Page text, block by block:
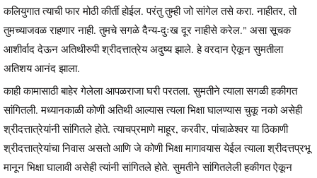
कलियुगात त्याची फार मोठी कीर्ती होईल. परंतु तुम्ही जो सांगेल तसे करा. नाहीतर, तो
तुमच्याजवळ राहणार नाही. तुमचे सगळे दैन्य-दुःख दूर नाहीसे करेल." असा सूचक
आशीर्वाद देऊन अतिथीरुपी श्रीदत्तात्रेय अदुष्य झाले. हे वरदान ऐकून सुमतीला
अतिशय आनंद झाला.
काही कामासाठी बाहेर गेलेला आपळराजा घरी परतला. सुमतीने त्याला सगळी हकीगत
सांगितली. मध्यानकाळी कोणी अतिथी आल्यास त्यला भिक्षा घालण्यास चुकू नको असेही
श्रीदत्तात्रेयांनी सांगितले होते. त्याचप्रमाणे माहूर, करवीर, पांचाळेश्वर या ठिकाणी
श्रीदत्तात्रेयांचा निवास असतो आणि जे कोणी भिक्षा मागावयास येईल त्याला श्रीदत्तप्रभू
मानून भिक्षा घालावी असेही त्यांनी सांगितले होते. सुमतीने सांगितलेली हकीगत ऐकून